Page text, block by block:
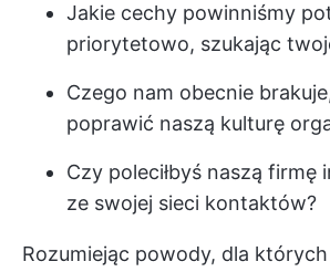
Jakie cechy powinniśmy
priorytetowo, szukając
Czego nam obecnie
poprawić naszą kulturę
Czy poleciłbyś naszą firmę
ze swojej sieci kontaktów?
Rozumiejąc powody, dla